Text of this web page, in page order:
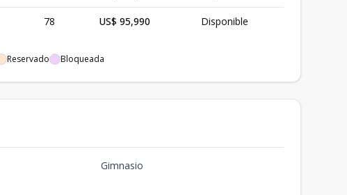
78 US$ 95,990 Disponible
Reservado Bloqueada
Gimnasio